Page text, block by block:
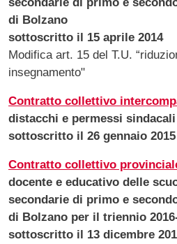
di Bolzano
sottoscritto il 15 aprile 2014
Modifica art. 15 del T.U.
insegnamento"
Contratto collettivo
distacchi e permessi sindacali
sottoscritto il 26 gennaio 2015
Contratto collettivo
docente e educativo delle
secondarie di primo e
di Bolzano per il triennio
sottoscritto il 13 dicembre